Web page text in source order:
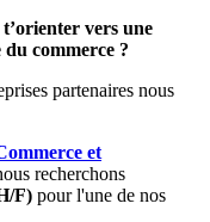
vers une
commerce ?
partenaires nous
et
recherchons
F) pour l'une de nos